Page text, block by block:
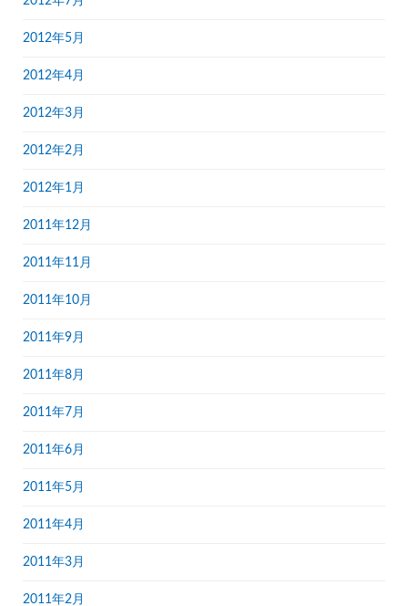
2012年5月
2012年4月
2012年3月
2012年2月
2012年1月
2011年12月
2011年11月
2011年10月
2011年9月
2011年8月
2011年7月
2011年6月
2011年5月
2011年4月
2011年3月
2011年2月